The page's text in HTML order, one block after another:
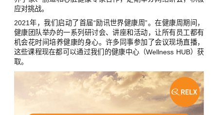
应对挑战。
2021年，我们启动了首届“励讯世界健康周”。在健康周期间，
健康团队举办的一系列研讨会、讲座和活动，让所有员工都有
机会花时间培养健康的身心。许多同事参加了会议现场直播，
这些课程现在都可以通过我们的健康中心（Wellness HUB）获
取。